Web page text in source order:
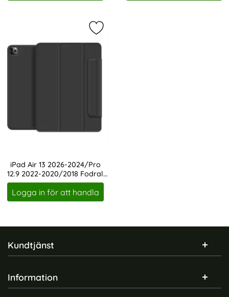
iPad Air 13 2026-2024/Pro
12.9 2022-2020/2018 Fodral
Tri-Fold
Art. nr 231140
Logga in för att handla
Markera iPad Air 13 2026-2024/
Sidfot Blandad info och länkar
Kundtjänst
Information